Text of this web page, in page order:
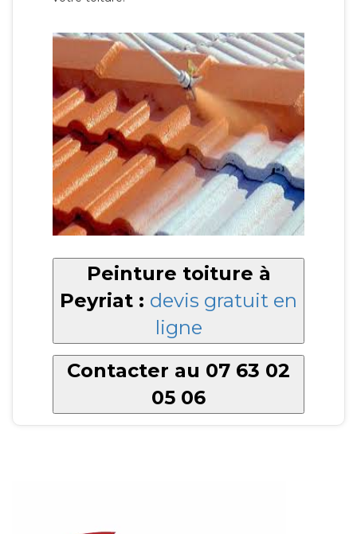
Peinture toiture à
Peyriat : devis gratuit en
ligne
Contacter au 07 63 02
05 06